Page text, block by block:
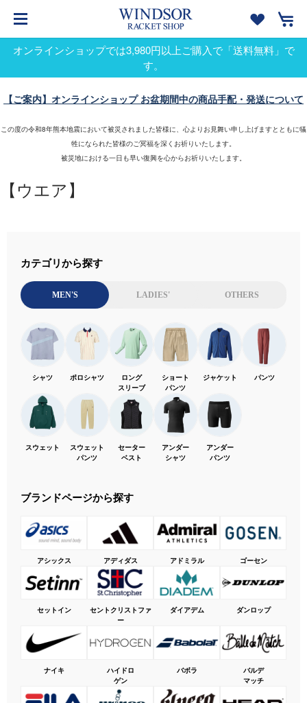
オンラインショップでは3,980円以上ご購入で「送料無料」で
す。
【ご案内】オンラインショップ お盆期間中の商品手配・発送について
この度の令和8年熊本地震において被災されました皆様に、心よりお見舞い申し上げますとともに犠
牲になられた皆様のご冥福を深くお祈りいたします。
被災地における一日も早い復興を心からお祈りいたします。
【ウエア】
カテゴリから探す
MEN'S LADIES' OTHERS
シャツ ポロシャツ
ロング
スリーブ
ショート
パンツ
ジャケット パンツ
スウェット
スウェット
パンツ
セーター
ベスト
アンダー
シャツ
アンダー
パンツ
ブランドページから探す
アシックス アディダス アドミラル ゴーセン
セットイン
セントクリストファ
ー
ダイアデム ダンロップ
ナイキ
ハイドロ
ゲン
バボラ
バルデ
マッチ